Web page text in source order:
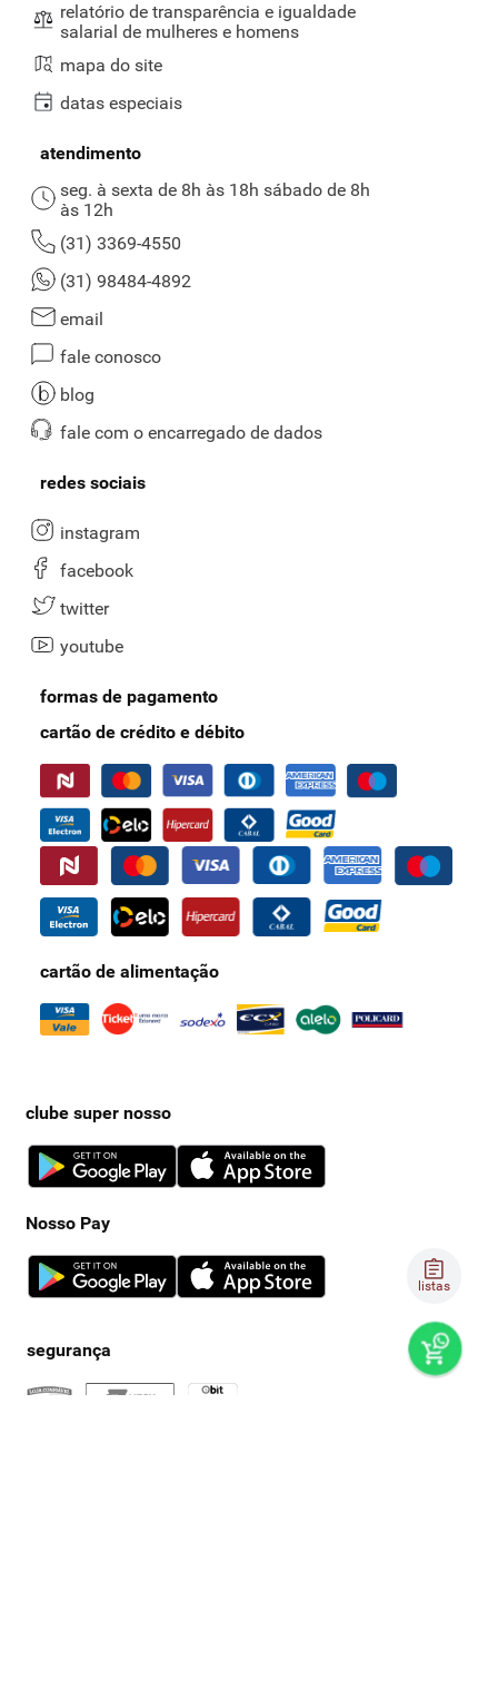
listas
relatório de transparência e igualdade
salarial de mulheres e homens
mapa do site
datas especiais
atendimento
seg. à sexta de 8h às 18h sábado de 8h
às 12h
(31) 3369-4550
(31) 98484-4892
email
fale conosco
blog
fale com o encarregado de dados
redes sociais
instagram
facebook
twitter
youtube
formas de pagamento
cartão de crédito e débito
cartão de alimentação
clube super nosso
Nosso Pay